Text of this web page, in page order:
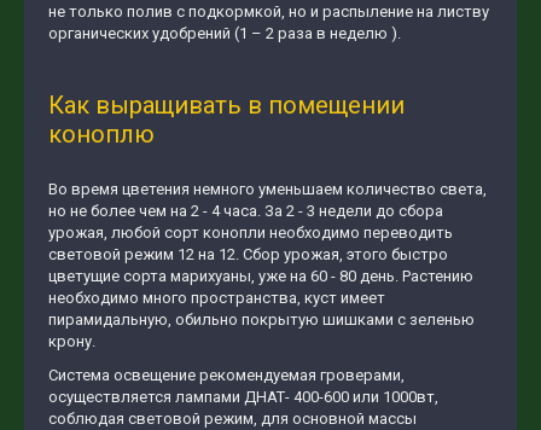
не только полив с подкормкой, но и распыление на листву
органических удобрений (1 – 2 раза в неделю ).
Как выращивать в помещении
коноплю
Во время цветения немного уменьшаем количество света,
но не более чем на 2 - 4 часа. За 2 - 3 недели до сбора
урожая, любой сорт конопли необходимо переводить
световой режим 12 на 12. Сбор урожая, этого быстро
цветущие сорта марихуаны, уже на 60 - 80 день. Растению
необходимо много пространства, куст имеет
пирамидальную, обильно покрытую шишками с зеленью
крону.
Система освещение рекомендуемая гроверами,
осуществляется лампами ДНАТ- 400-600 или 1000вт,
соблюдая световой режим, для основной массы